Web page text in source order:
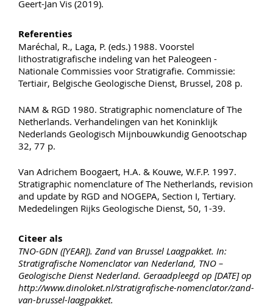
Geert-Jan Vis (2019).
Referenties
Maréchal, R., Laga, P. (eds.) 1988. Voorstel
lithostratigrafische indeling van het Paleogeen -
Nationale Commissies voor Stratigrafie. Commissie:
Tertiair, Belgische Geologische Dienst, Brussel, 208 p.
NAM & RGD 1980. Stratigraphic nomenclature of The
Netherlands. Verhandelingen van het Koninklijk
Nederlands Geologisch Mijnbouwkundig Genootschap
32, 77 p.
Van Adrichem Boogaert, H.A. & Kouwe, W.F.P. 1997.
Stratigraphic nomenclature of The Netherlands, revision
and update by RGD and NOGEPA, Section I, Tertiary.
Mededelingen Rijks Geologische Dienst, 50, 1-39.
Citeer als
TNO-GDN ([YEAR]). Zand van Brussel Laagpakket. In:
Stratigrafische Nomenclator van Nederland, TNO –
Geologische Dienst Nederland. Geraadpleegd op [DATE] op
http://www.dinoloket.nl/stratigrafische-nomenclator/zand-
van-brussel-laagpakket.